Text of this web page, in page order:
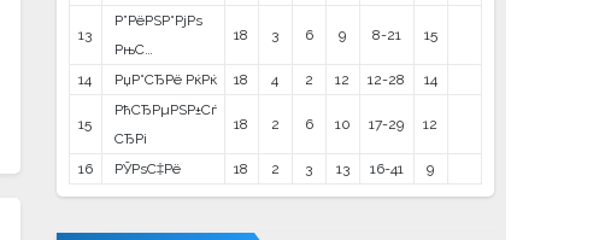
13
Р”РёРЅР°РјРѕ
РњС…
18 3 6 9 8-21 15
14 РџР°СЂРё РќРќ 18 4 2 12 12-28 14
15
РћСЂРµРЅР±Сѓ
СЂРі
18 2 6 10 17-29 12
16 РЎРѕС‡Рё 18 2 3 13 16-41 9